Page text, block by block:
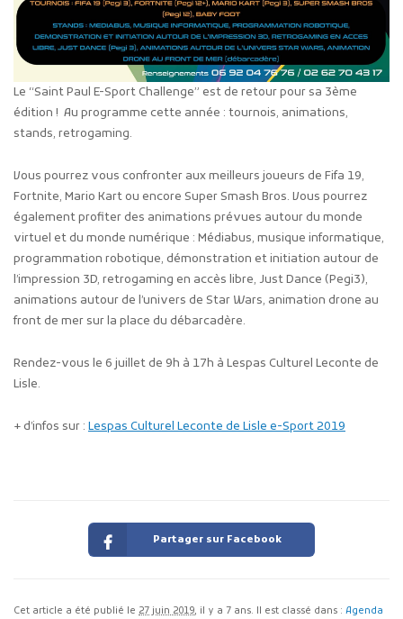
Le “Saint Paul E-Sport Challenge” est de retour pour sa 3ème
édition ! Au programme cette année : tournois, animations,
stands, retrogaming.
Vous pourrez vous confronter aux meilleurs joueurs de Fifa 19,
Fortnite, Mario Kart ou encore Super Smash Bros. Vous pourrez
également profiter des animations prévues autour du monde
virtuel et du monde numérique : Médiabus, musique informatique,
programmation robotique, démonstration et initiation autour de
l’impression 3D, retrogaming en accès libre, Just Dance (Pegi3),
animations autour de l’univers de Star Wars, animation drone au
front de mer sur la place du débarcadère.
Rendez-vous le 6 juillet de 9h à 17h à Lespas Culturel Leconte de
Lisle.
+ d’infos sur : Lespas Culturel Leconte de Lisle e-Sport 2019
Partager sur Facebook
Cet article a été publié le 27 juin 2019, il y a 7 ans. Il est classé dans : Agenda